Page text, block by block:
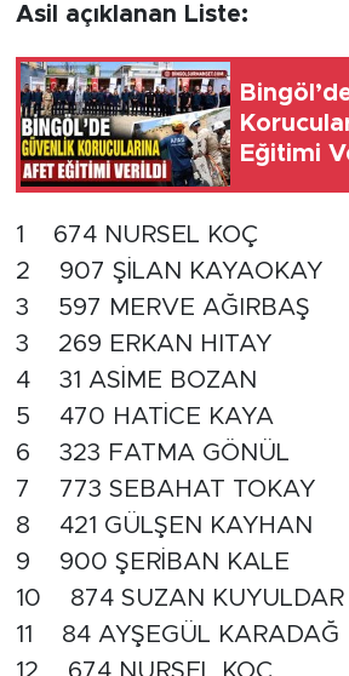
Asil açıklanan Liste:
Eğitimi
1 674 NURSEL KOÇ
2 907 ŞİLAN KAYAOKAY
3 597 MERVE AĞIRBAŞ
3 269 ERKAN HITAY
4 31 ASİME BOZAN
5 470 HATİCE KAYA
6 323 FATMA GÖNÜL
7 773 SEBAHAT TOKAY
8 421 GÜLŞEN KAYHAN
9 900 ŞERİBAN KALE
10 874 SUZAN KUYULDAR
11 84 AYŞEGÜL KARADAĞ
12 674 NURSEL KOÇ